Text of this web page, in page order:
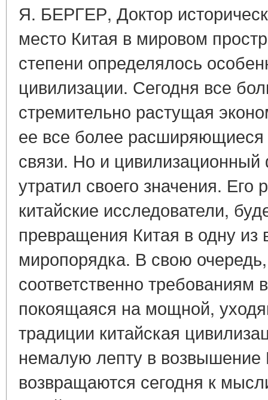
Я. БЕРГЕР, Доктор
место Китая в мировом
степени определялось
цивилизации. Сегодня все
стремительно растущая
ее все более
связи. Но и цивилизационный
утратил своего значения. Его
китайские исследователи,
превращения Китая в одну из
миропорядка. В свою
соответственно
покоящаяся на мощной,
традиции китайская
немалую лепту в возвышение
возвращаются сегодня к